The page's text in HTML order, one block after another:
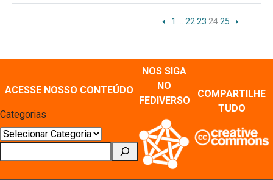
1 22 23 24 25
ACESSE NOSSO CONTEÚDO
Categorias
NOS SIGA
NO
FEDIVERSO
COMPARTILHE
TUDO